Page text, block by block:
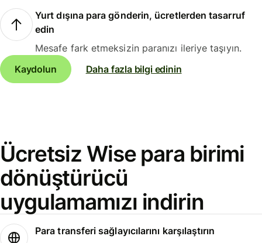
Yurt dışına para gönderin, ücretlerden tasarruf
edin
Mesafe fark etmeksizin paranızı ileriye taşıyın.
Kaydolun
Daha fazla bilgi edinin
Ücretsiz Wise para birimi
dönüştürücü
uygulamamızı indirin
Para transferi sağlayıcılarını karşılaştırın